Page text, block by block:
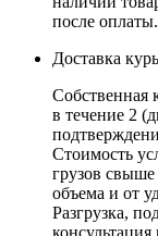
после оплаты.
Доставка
Собственная
в течение 2
Стоимость
грузов свыше
объема и от
Разгрузка,